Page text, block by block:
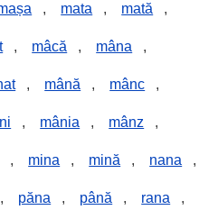
, mata , mată ,
, mâcă , mâna ,
, mână , mânc ,
, mânia , mânz ,
, mina , mină , nana ,
, păna , până , rana ,